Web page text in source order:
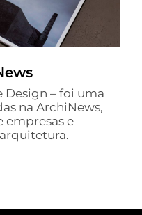
Design – foi uma
na ArchiNews,
empresas e